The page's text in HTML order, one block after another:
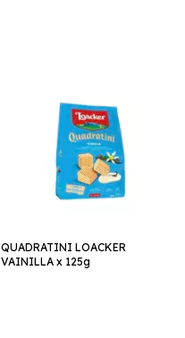
QUADRATINI LOACKER
VAINILLA x 125g